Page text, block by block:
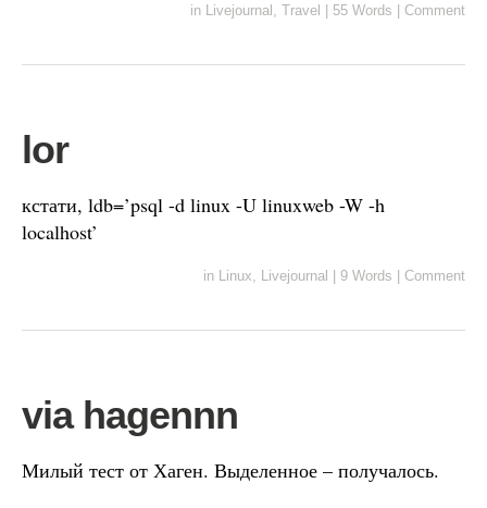
in Livejournal Travel | 55 Words | Comment
lor
кстати, ldb=’psql -d linux -U linuxweb -W -h
localhost’
in Linux Livejournal | 9 Words | Comment
via hagennn
Милый тест от Хаген. Выделенное – получалось.